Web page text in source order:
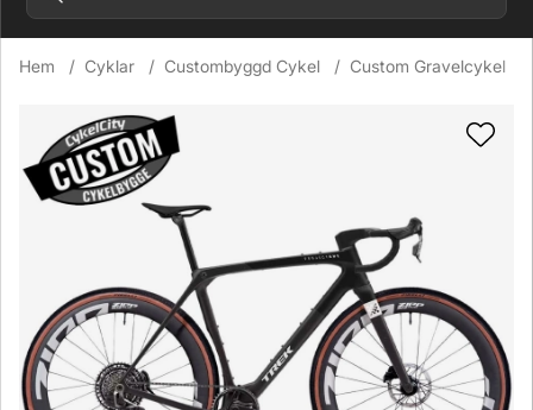
Hem Cyklar Custombyggd Cykel Custom Gravelcykel
Produktbilder Trek Checkmate GRX Di2 2x12